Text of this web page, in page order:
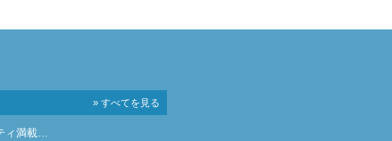
» すべてを見る
ィ満載…